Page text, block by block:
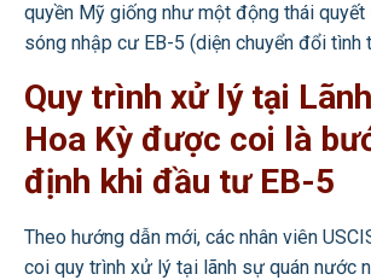
quyền Mỹ giống như một động thái
sóng nhập cư EB-5 (diện chuyển đổi tình
Quy trình xử lý tại
Hoa Kỳ được coi là
định khi đầu tư EB-5
Theo hướng dẫn mới, các nhân viên
coi quy trình xử lý tại lãnh sự quán nước